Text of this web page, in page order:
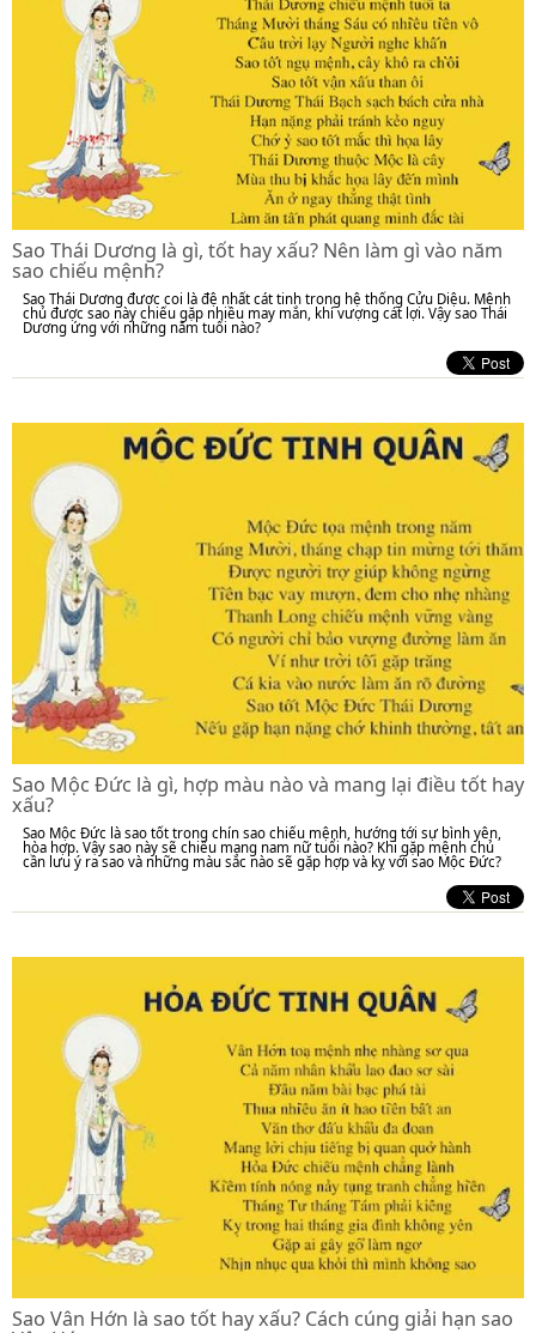
Sao Thái Dương là gì, tốt hay xấu? Nên làm gì vào năm
sao chiếu mệnh?
Sao Thái Dương được coi là đệ nhất cát tinh trong hệ thống Cửu Diệu. Mệnh
chủ được sao này chiếu gặp nhiều may mắn, khí vượng cát lợi. Vậy sao Thái
Dương ứng với những năm tuổi nào?
Sao Mộc Đức là gì, hợp màu nào và mang lại điều tốt hay
xấu?
Sao Mộc Đức là sao tốt trong chín sao chiếu mệnh, hướng tới sự bình yên,
hòa hợp. Vậy sao này sẽ chiếu mạng nam nữ tuổi nào? Khi gặp mệnh chủ
cần lưu ý ra sao và những màu sắc nào sẽ gặp hợp và kỵ với sao Mộc Đức?
Sao Vân Hớn là sao tốt hay xấu? Cách cúng giải hạn sao